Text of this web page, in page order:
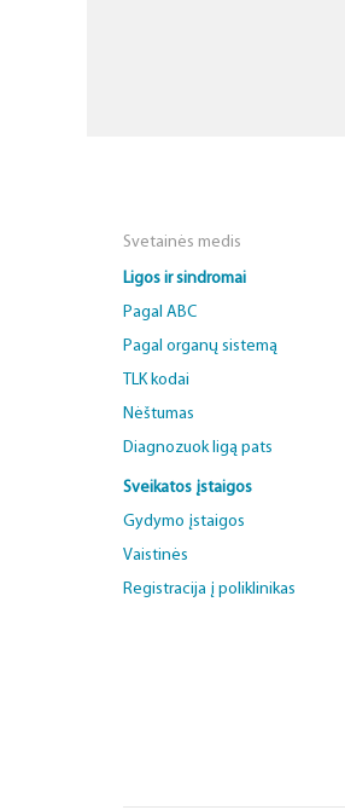
Svetainės medis
Ligos ir sindromai
Pagal ABC
Pagal organų sistemą
TLK kodai
Nėštumas
Diagnozuok ligą pats
Sveikatos įstaigos
Gydymo įstaigos
Vaistinės
Registracija į poliklinikas